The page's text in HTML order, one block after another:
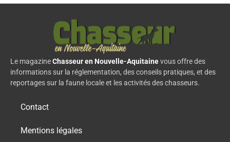
Le magazineChasseur en Nouvelle-Aquitainevous offre des
informations sur la réglementation, des conseils pratiques, et des
reportages sur la faune locale et les activités des chasseurs.
Contact
Mentions légales